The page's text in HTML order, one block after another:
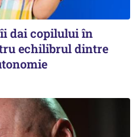
îi dai copilului în
echilibrul dintre